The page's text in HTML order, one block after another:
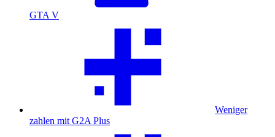
GTA V
Weniger
zahlen mit G2A Plus